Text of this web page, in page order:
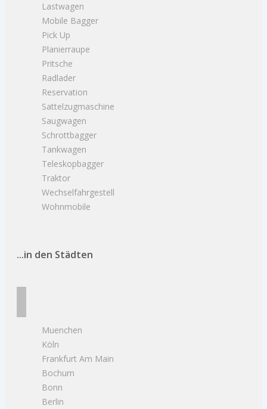
Lastwagen
Mobile Bagger
Pick Up
Planierraupe
Pritsche
Radlader
Reservation
Sattelzugmaschine
Saugwagen
Schrottbagger
Tankwagen
Teleskopbagger
Traktor
Wechselfahrgestell
Wohnmobile
...in den Städten
Muenchen
Köln
Frankfurt Am Main
Bochum
Bonn
Berlin